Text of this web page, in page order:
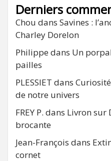
Derniers
Chou dans Savines :
Charley Dorelon
Philippe dans Un
pailles
PLESSIET dans
de notre univers
FREY P. dans Livron sur
brocante
Jean-François dans
cornet